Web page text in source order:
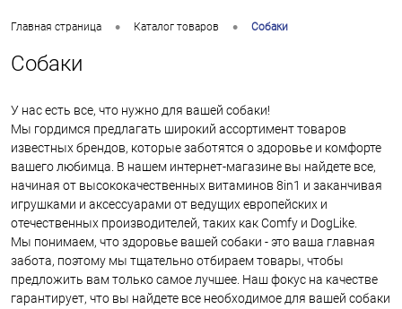
Главная страница • Каталог товаров • Собаки
Собаки
У нас есть все, что нужно для вашей собаки!
Мы гордимся предлагать широкий ассортимент товаров
известных брендов, которые заботятся о здоровье и комфорте
вашего любимца. В нашем интернет-магазине вы найдете все,
начиная от высококачественных витаминов 8in1 и заканчивая
игрушками и аксессуарами от ведущих европейских и
отечественных производителей, таких как Comfy и DogLike.
Мы понимаем, что здоровье вашей собаки - это ваша главная
забота, поэтому мы тщательно отбираем товары, чтобы
предложить вам только самое лучшее. Наш фокус на качестве
гарантирует, что вы найдете все необходимое для вашей собаки